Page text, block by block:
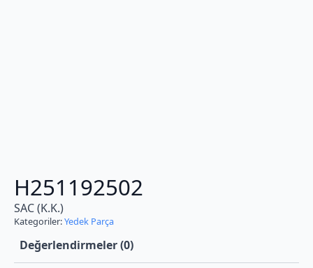
H251192502
SAC (K.K.)
Kategoriler:Yedek Parça
Değerlendirmeler (0)